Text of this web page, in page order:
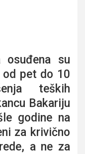
su
od pet do 10
teških
Bakariju
godine na
za krivično
a ne za